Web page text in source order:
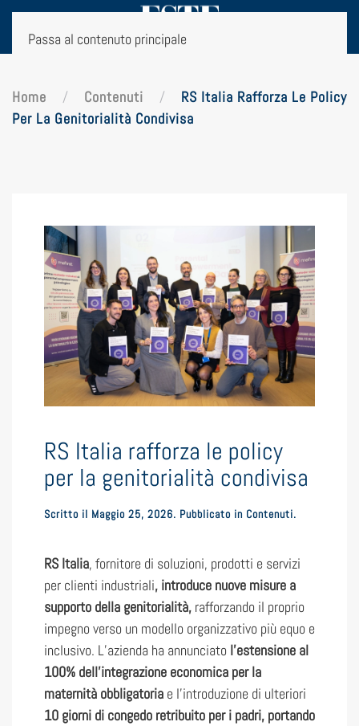
Passa al contenuto principale
Home Contenuti
RS Italia Rafforza Le Policy
Per La Genitorialità Condivisa
RS Italia rafforza le policy
per la genitorialità condivisa
Scritto il Maggio 25, 2026. Pubblicato in Contenuti.
RS Italia, fornitore di soluzioni, prodotti e servizi
per clienti industriali, introduce nuove misure a
supporto della genitorialità, rafforzando il proprio
impegno verso un modello organizzativo più equo e
inclusivo. L’azienda ha annunciato l’estensione al
100% dell’integrazione economica per la
maternità obbligatoria e l’introduzione di ulteriori
10 giorni di congedo retribuito per i padri, portando